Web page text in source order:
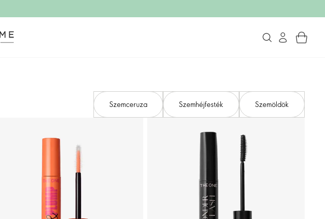
Szemceruza Szemhéjfesték Szemöldök